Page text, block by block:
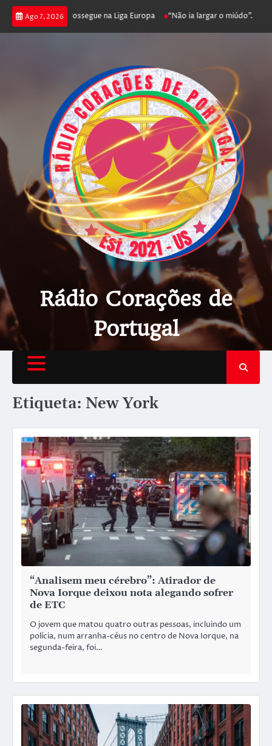
Ago 7, 2026
joga poker e prossegue na Liga Europa “Não ia largar o miúdo”.
Rádio Corações de
Portugal
Etiqueta: New York
“Analisem meu cérebro”: Atirador de
Nova Iorque deixou nota alegando sofrer
de ETC
O jovem que matou quatro outras pessoas, incluindo um
polícia, num arranha-céus no centro de Nova Iorque, na
segunda-feira, foi…